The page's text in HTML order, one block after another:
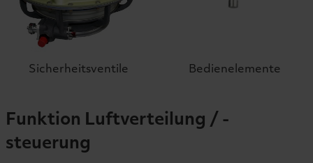
Sicherheitsventile Bedienelemente
Funktion Luftverteilung / -
steuerung